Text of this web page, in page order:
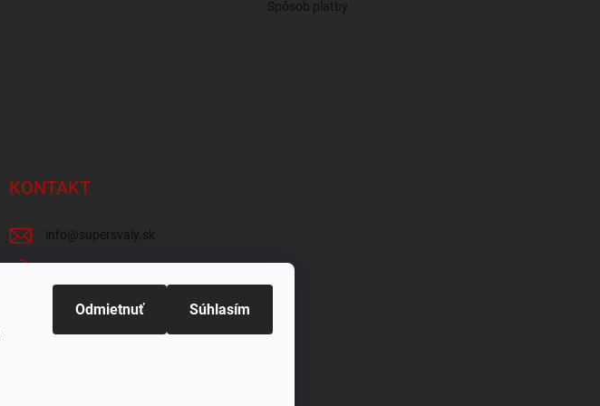
Odmietnuť Súhlasím
Spôsob platby
KONTAKT
info@supersvaly.sk
SuperSvaly.sk - doplnky výživy